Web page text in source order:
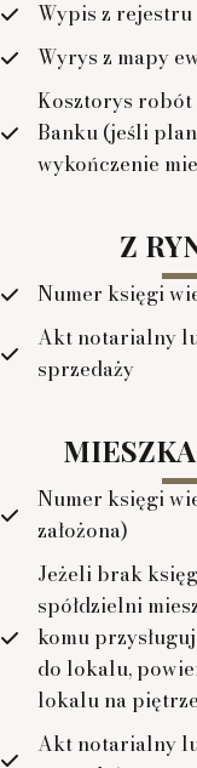
Wypis z
Wyrys z mapy
Kosztorys robót
Banku (jeśli
wykończenie
Z
Numer księgi
Akt notarialny
sprzedaży
Numer księgi
założona)
Jeżeli brak
spółdzielni
komu
do lokalu,
lokalu na
Akt notarialny